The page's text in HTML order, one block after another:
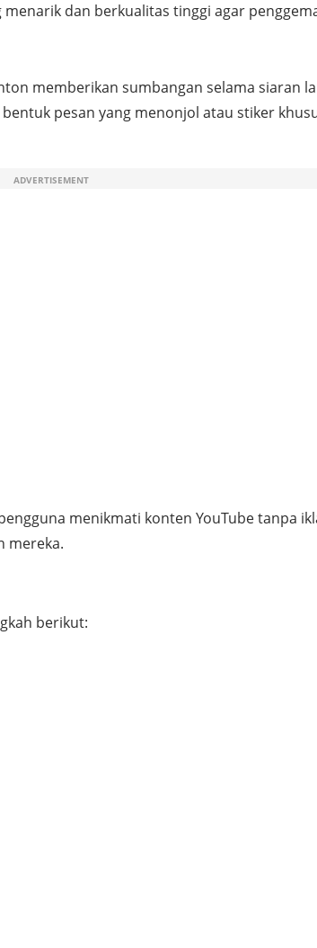
dan berkualitas tinggi agar
memberikan sumbangan selama siaran
pesan yang menonjol atau stiker
ADVERTISEMENT
menikmati konten YouTube tanpa
mereka.
berikut: